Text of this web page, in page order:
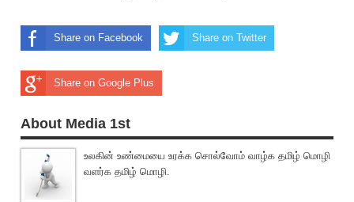
Share on Facebook Share on Twitter
Share on Google Plus
About Media 1st
உலகின் உண்மையை உரக்க சொல்வோம் வாழ்க தமிழ் மொழி
வளர்க தமிழ் மொழி.